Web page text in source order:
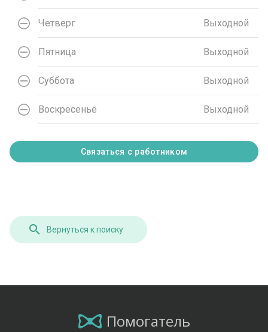
Четверг Выходной
Пятница Выходной
Суббота Выходной
Воскресенье Выходной
Связаться с работником
Вернуться к поиску
Помогатель